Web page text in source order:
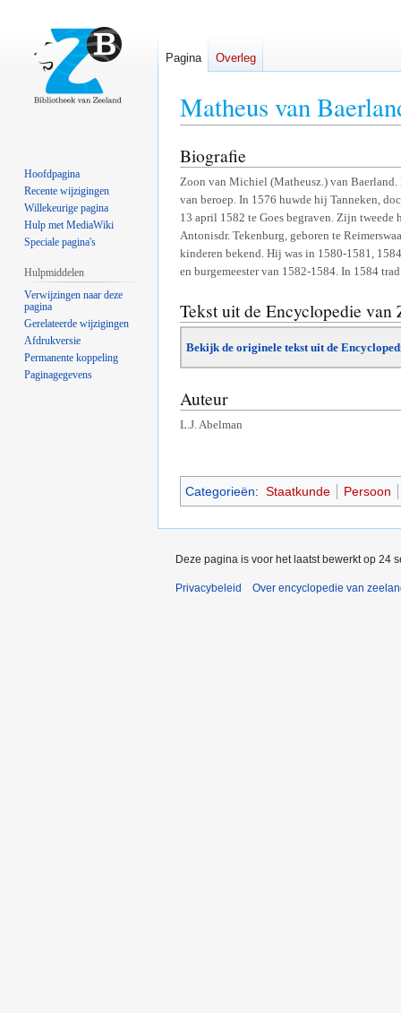
Matheus van
Naar
navigatie
Naar
zoeken
Biografie
Zoon van Michiel (Matheusz.) van
van beroep. In 1576 huwde hij Tanneken,
13 april 1582 te Goes begraven. Zijn
Antonisdr. Tekenburg, geboren te
kinderen bekend. Hij was in 1580-1581,
en burgemeester van 1582-1584. In 1584
Tekst uit de Encyclopedie van
Bekijk de originele tekst uit de
Auteur
L.J. Abelman
Categorieën: Staatkunde Persoon
Pagina Overleg
Hoofdpagina
Recente wijzigingen
Willekeurige pagina
Hulp met MediaWiki
Speciale pagina's
Hulpmiddelen
Verwijzingen naar deze
pagina
Gerelateerde wijzigingen
Afdrukversie
Permanente koppeling
Paginagegevens
Deze pagina is voor het laatst bewerkt op 24
Privacybeleid Over encyclopedie van